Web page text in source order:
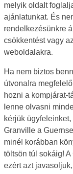
melyik oldalt
ajánlatunkat. És
rendelkezésünkre
csökkentést vagy
weboldalakra.
Ha nem biztos
útvonalra
hozni a kompjárat-
lenne olvasni
kérjük
Granville a
minél korábban
töltsön túl sokáig!
ezért azt